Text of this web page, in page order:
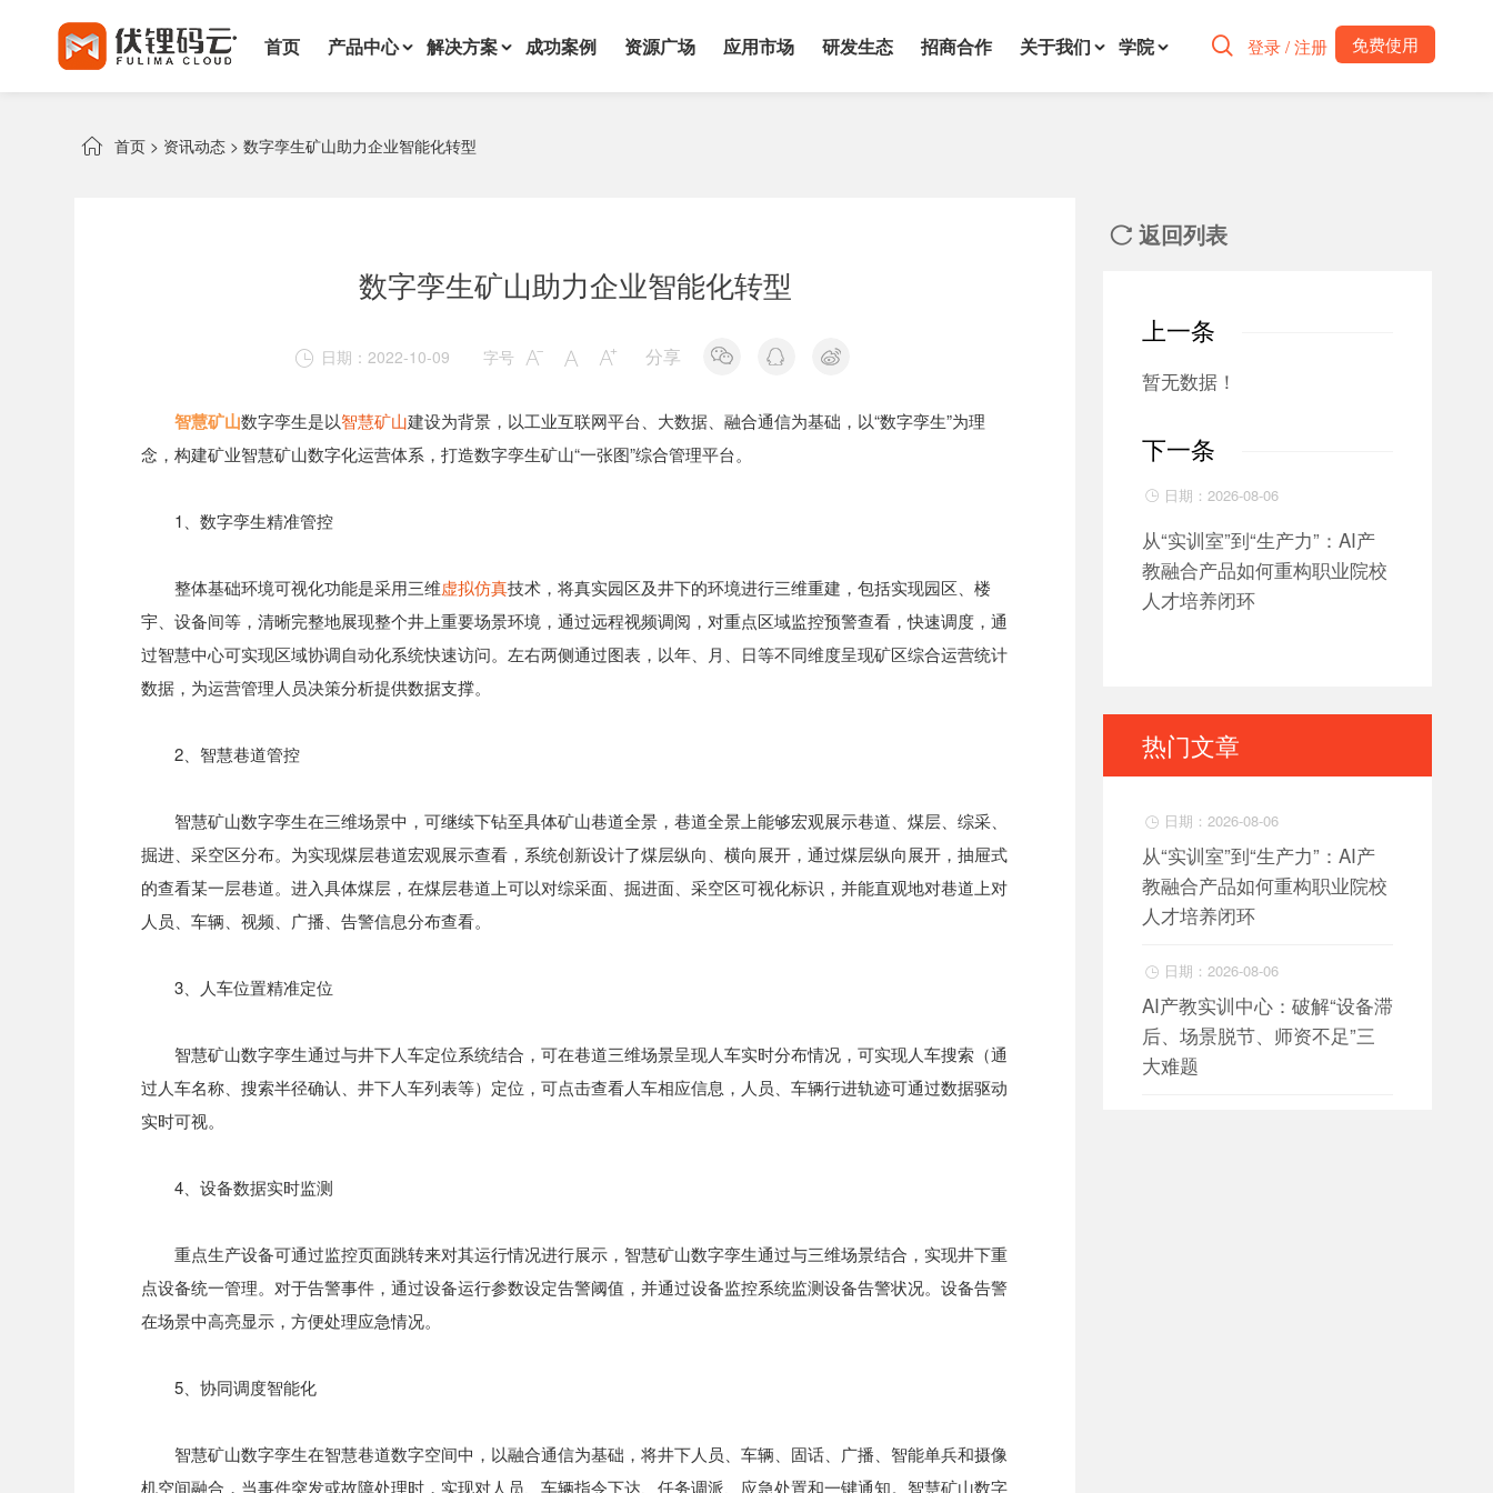
首页 产品中心 解决方案 成功案例 资源广场 应用市场 研发生态 招商合作 关于我们 学院  登录 / 注册 免费使用
 首页 > 资讯动态 > 数字孪生矿山助力企业智能化转型
数字孪生矿山助力企业智能化转型
 日期：2022-10-09 字号    分享
智慧矿山数字孪生是以智慧矿山建设为背景，以工业互联网平台、大数据、融合通信为基础，以“数字孪生”为理
念，构建矿业智慧矿山数字化运营体系，打造数字孪生矿山“一张图”综合管理平台。
1、数字孪生精准管控
整体基础环境可视化功能是采用三维虚拟仿真技术，将真实园区及井下的环境进行三维重建，包括实现园区、楼
宇、设备间等，清晰完整地展现整个井上重要场景环境，通过远程视频调阅，对重点区域监控预警查看，快速调度，通
过智慧中心可实现区域协调自动化系统快速访问。左右两侧通过图表，以年、月、日等不同维度呈现矿区综合运营统计
数据，为运营管理人员决策分析提供数据支撑。
2、智慧巷道管控
智慧矿山数字孪生在三维场景中，可继续下钻至具体矿山巷道全景，巷道全景上能够宏观展示巷道、煤层、综采、
掘进、采空区分布。为实现煤层巷道宏观展示查看，系统创新设计了煤层纵向、横向展开，通过煤层纵向展开，抽屉式
的查看某一层巷道。进入具体煤层，在煤层巷道上可以对综采面、掘进面、采空区可视化标识，并能直观地对巷道上对
人员、车辆、视频、广播、告警信息分布查看。
3、人车位置精准定位
智慧矿山数字孪生通过与井下人车定位系统结合，可在巷道三维场景呈现人车实时分布情况，可实现人车搜索（通
过人车名称、搜索半径确认、井下人车列表等）定位，可点击查看人车相应信息，人员、车辆行进轨迹可通过数据驱动
实时可视。
4、设备数据实时监测
重点生产设备可通过监控页面跳转来对其运行情况进行展示，智慧矿山数字孪生通过与三维场景结合，实现井下重
点设备统一管理。对于告警事件，通过设备运行参数设定告警阈值，并通过设备监控系统监测设备告警状况。设备告警
在场景中高亮显示，方便处理应急情况。
5、协同调度智能化
智慧矿山数字孪生在智慧巷道数字空间中，以融合通信为基础，将井下人员、车辆、固话、广播、智能单兵和摄像
机空间融合，当事件突发或故障处理时，实现对人员、车辆指令下达、任务调派、应急处置和一键通知。智慧矿山数字
 返回列表
上一条
暂无数据！
下一条
 日期：2026-08-06
从“实训室”到“生产力”：AI产
教融合产品如何重构职业院校
人才培养闭环
热门文章
 日期：2026-08-06
从“实训室”到“生产力”：AI产
教融合产品如何重构职业院校
人才培养闭环
 日期：2026-08-06
AI产教实训中心：破解“设备滞
后、场景脱节、师资不足”三
大难题